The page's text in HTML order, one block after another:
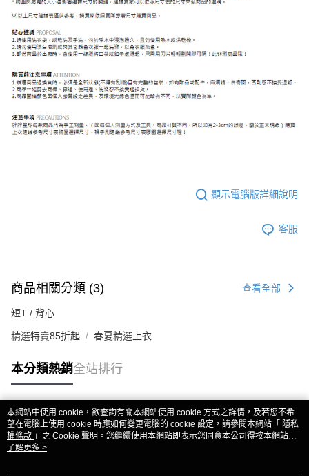
顯示電腦版詳細說明
客服
商品相關分類 (3) 查看全部
短T / 背心
精選特賣85折起 春夏精選上衣
本分類熱銷全站排行
熱門標籤
本網站中使用 cookie，欲查詢有關本網站使用 cookie 方式之詳情，及若您不希
望在電腦上使用 cookie 時應如何變更電腦的 cookie 設定，請參閱本網站「 隱私
權條款 」之 Cookie 聲明。您繼續使用本網站即表示您同意本公司得按本網站使
用條款之 Cookie 聲明使用 cookie。
了解更多 >